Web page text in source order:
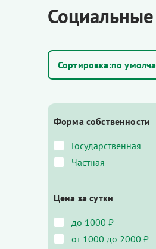
по
Форма собственности
Государственная
Частная
Цена за сутки
до 1000 ₽
от 1000 до 2000 ₽